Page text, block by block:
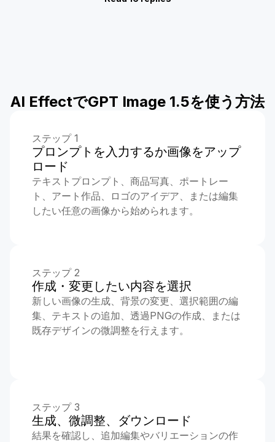
AI EffectでGPT Image 1.5を使う方法
ステップ 1
プロンプトを入力するか画像をアップ
ロード
テキストプロンプト、商品写真、ポートレー
ト、アート作品、ロゴのアイデア、または編集
したい任意の画像から始められます。
ステップ 2
作成・変更したい内容を選択
新しい画像の生成、背景の変更、選択範囲の編
集、テキストの追加、透過PNGの作成、または
既存デザインの微調整を行えます。
ステップ 3
生成、微調整、ダウンロード
結果を確認し、追加編集やバリエーションの作